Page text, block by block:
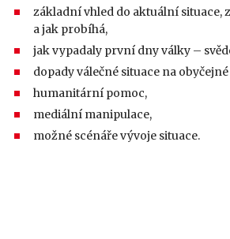
základní vhled do aktuální situace,
a jak probíhá,
jak vypadaly první dny války –
dopady válečné situace na
humanitární pomoc,
mediální manipulace,
možné scénáře vývoje situace.